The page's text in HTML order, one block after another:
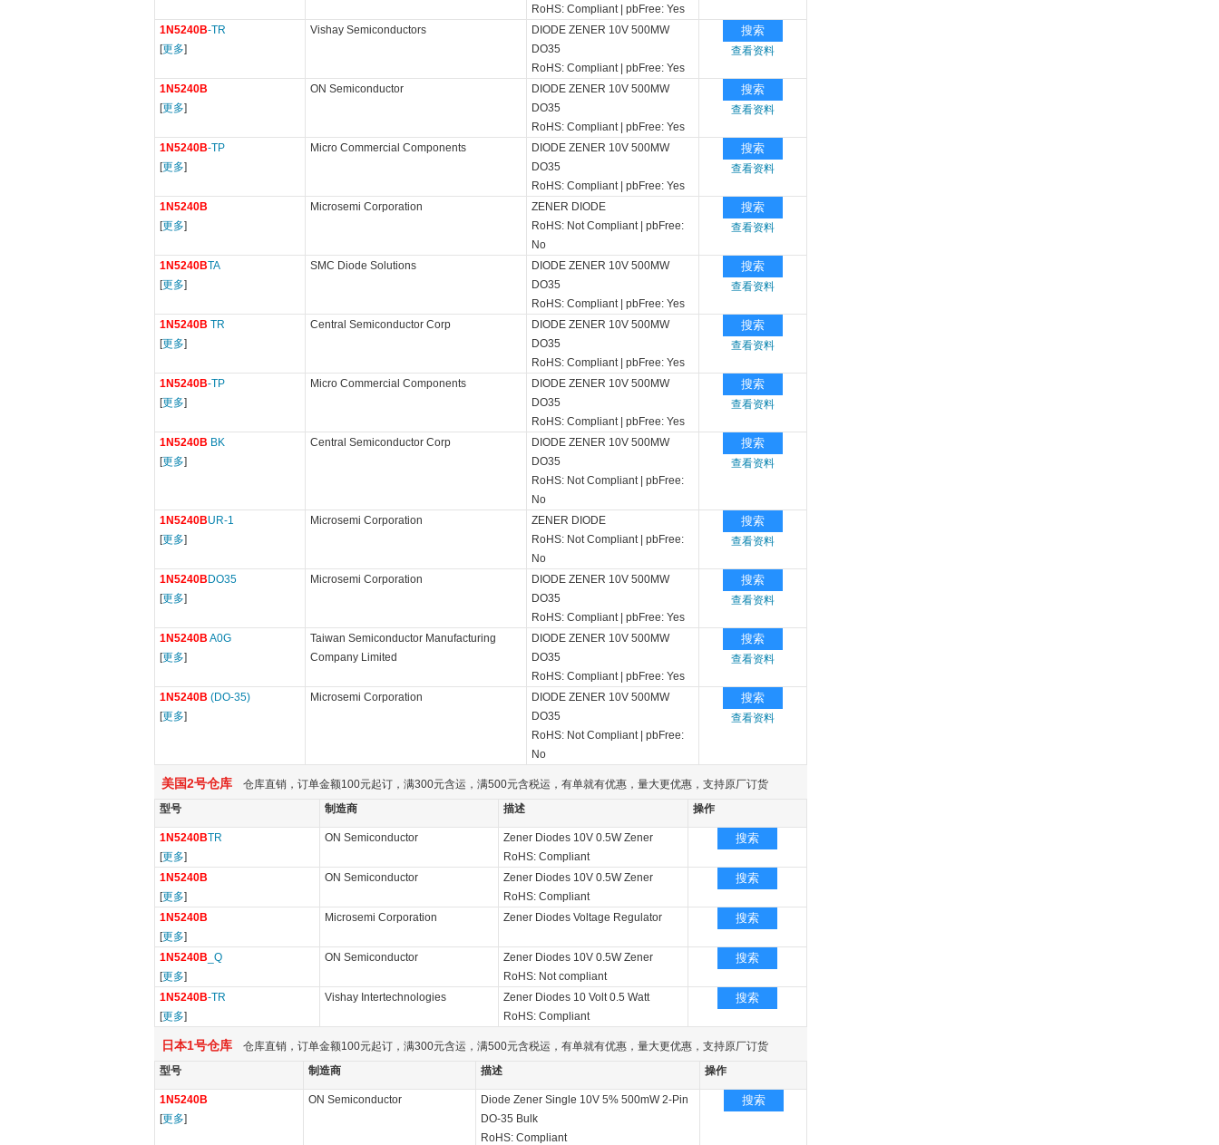
RoHS: Compliant pbFree: Yes
1N5240B-TR
[更多]
Vishay Semiconductors
DIODE ZENER 10V 500MW
DO35
RoHS: Compliant pbFree: Yes
搜索
查看资料
1N5240B
[更多]
ON Semiconductor
DIODE ZENER 10V 500MW
DO35
RoHS: Compliant pbFree: Yes
搜索
查看资料
1N5240B-TP
[更多]
Micro Commercial Components
DIODE ZENER 10V 500MW
DO35
RoHS: Compliant pbFree: Yes
搜索
查看资料
1N5240B
[更多]
Microsemi Corporation
ZENER DIODE
RoHS: Not Compliant pbFree:
No
搜索
查看资料
1N5240BTA
[更多]
SMC Diode Solutions
DIODE ZENER 10V 500MW
DO35
RoHS: Compliant pbFree: Yes
搜索
查看资料
1N5240B TR
[更多]
Central Semiconductor Corp
DIODE ZENER 10V 500MW
DO35
RoHS: Compliant pbFree: Yes
搜索
查看资料
1N5240B-TP
[更多]
Micro Commercial Components
DIODE ZENER 10V 500MW
DO35
RoHS: Compliant pbFree: Yes
搜索
查看资料
1N5240B BK
[更多]
Central Semiconductor Corp
DIODE ZENER 10V 500MW
DO35
RoHS: Not Compliant pbFree:
No
搜索
查看资料
1N5240BUR-1
[更多]
Microsemi Corporation
ZENER DIODE
RoHS: Not Compliant pbFree:
No
搜索
查看资料
1N5240B DO35
[更多]
Microsemi Corporation
DIODE ZENER 10V 500MW
DO35
RoHS: Compliant pbFree: Yes
搜索
查看资料
1N5240B A0G
[更多]
Taiwan Semiconductor Manufacturing
Company Limited
DIODE ZENER 10V 500MW
DO35
RoHS: Compliant pbFree: Yes
搜索
查看资料
1N5240B (DO-35)
[更多]
Microsemi Corporation
DIODE ZENER 10V 500MW
DO35
RoHS: Not Compliant pbFree:
No
搜索
查看资料
美国2号仓库 仓库直销，订单金额100元起订，满300元含运，满500元含税运，有单就有优惠，量大更优惠，支持原厂订货
型号
制造商 描述 操作
1N5240BTR
[更多]
ON Semiconductor
Zener Diodes 10V 0.5W Zener
RoHS: Compliant
搜索
1N5240B
[更多]
ON Semiconductor
Zener Diodes 10V 0.5W Zener
RoHS: Compliant
搜索
1N5240B
[更多]
Microsemi Corporation Zener Diodes Voltage Regulator 搜索
1N5240B _Q
[更多]
ON Semiconductor
Zener Diodes 10V 0.5W Zener
RoHS: Not compliant
搜索
1N5240B-TR
[更多]
Vishay Intertechnologies
Zener Diodes 10 Volt 0.5 Watt
RoHS: Compliant
搜索
日本1号仓库 仓库直销，订单金额100元起订，满300元含运，满500元含税运，有单就有优惠，量大更优惠，支持原厂订货
型号
制造商 描述 操作
1N5240B
[更多]
ON Semiconductor
Diode Zener Single 10V 5% 500mW 2-Pin
DO-35 Bulk
RoHS: Compliant
搜索